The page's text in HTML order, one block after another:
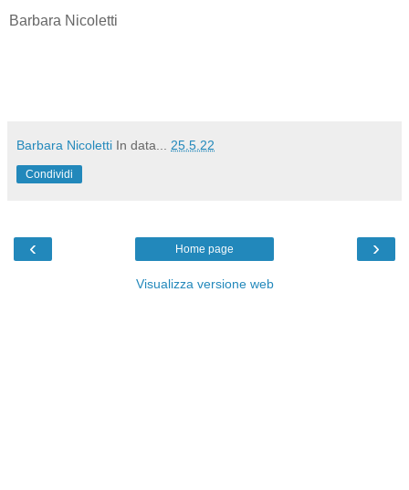
Barbara Nicoletti
Barbara Nicoletti In data... 25.5.22
Condividi
‹ ›
Home page
Visualizza versione web